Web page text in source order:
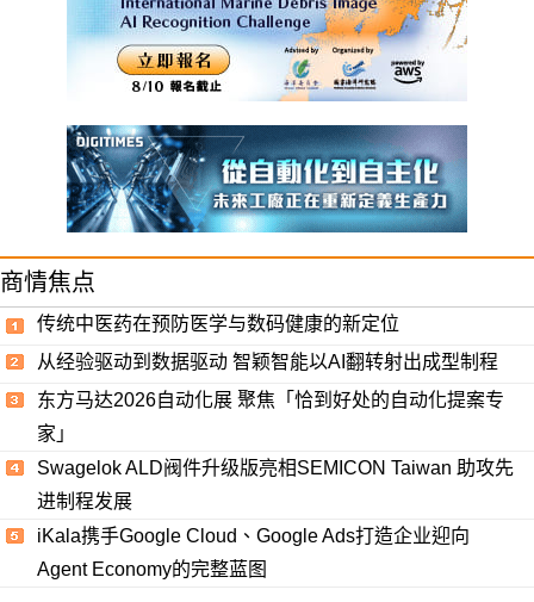
商情焦点
传统中医药在预防医学与数码健康的新定位
从经验驱动到数据驱动 智颖智能以AI翻转射出成型制程
东方马达2026自动化展 聚焦「恰到好处的自动化提案专
家」
Swagelok ALD阀件升级版亮相SEMICON Taiwan 助攻先
进制程发展
iKala携手Google Cloud、Google Ads打造企业迎向
Agent Economy的完整蓝图